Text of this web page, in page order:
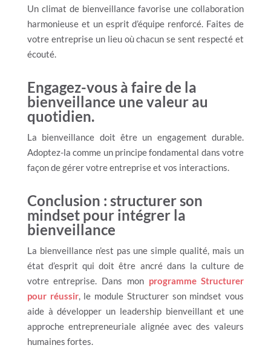
Un climat de bienveillance favorise une collaboration
harmonieuse et un esprit d’équipe renforcé. Faites de
votre entreprise un lieu où chacun se sent respecté et
écouté.
Engagez-vous à faire de la
bienveillance une valeur au
quotidien.
La bienveillance doit être un engagement durable.
Adoptez-la comme un principe fondamental dans votre
façon de gérer votre entreprise et vos interactions.
Conclusion : structurer son
mindset pour intégrer la
bienveillance
La bienveillance n’est pas une simple qualité, mais un
état d’esprit qui doit être ancré dans la culture de
votre entreprise. Dans mon programme Structurer
pour réussir, le module Structurer son mindset vous
aide à développer un leadership bienveillant et une
approche entrepreneuriale alignée avec des valeurs
humaines fortes.